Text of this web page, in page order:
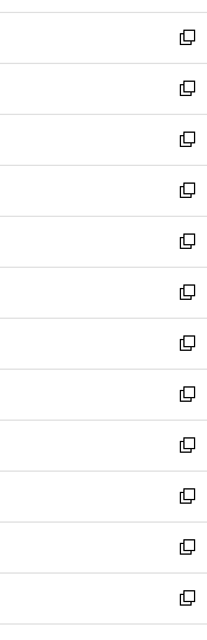
開
く
ウ
で
開
く
ン
ド
ウ
で
開
く
ウ
ィ
ン
ド
ウ
で
開
く
新
し
い
ウ
ィ
ン
ド
ウ
で
開
く
新
し
い
ウ
ィ
ン
ド
ウ
で
開
く
新
し
い
ウ
ィ
ン
ド
ウ
で
開
く
新
し
い
ウ
ィ
ン
ド
ウ
で
開
く
新
し
い
ウ
ィ
ン
ド
ウ
で
開
く
新
し
い
ウ
ィ
ン
ド
ウ
で
開
く
新
し
い
ウ
ィ
ン
ド
ウ
で
開
く
新
し
い
ウ
ィ
ン
ド
ウ
で
開
新
し
い
ウ
ィ
ン
ド
ウ
新
し
い
ウ
ィ
ン
新
し
い
ウ
新
し